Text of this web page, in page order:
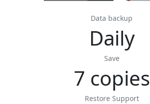
Data backup
Daily
Save
7 copies
Restore Support